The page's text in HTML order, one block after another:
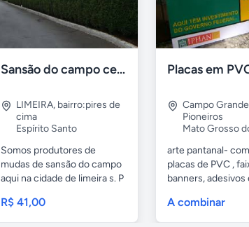
Sansão do campo cerca viva por 0,65 á muda
LIMEIRA, bairro:pires de
cima
Espírito Santo
Somos produtores de
mudas de sansão do campo
aqui na cidade de limeira s. P
R$ 41,00
Campo Grande
Pioneiros
Mato Grosso
arte pantanal-
placas de PVC ,
banners, adesivos
A combinar